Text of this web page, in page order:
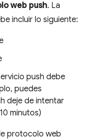
web push. La
incluir lo siguiente:
push debe
puedes
deje de intentar
minutos)
protocolo web